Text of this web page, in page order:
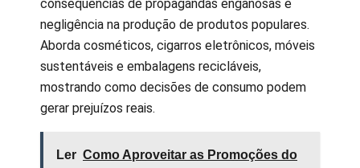
consequências de propagandas enganosas e
negligência na produção de produtos populares.
Aborda cosméticos, cigarros eletrônicos, móveis
sustentáveis e embalagens recicláveis,
mostrando como decisões de consumo podem
gerar prejuízos reais.
Ler Como Aproveitar as Promoções do